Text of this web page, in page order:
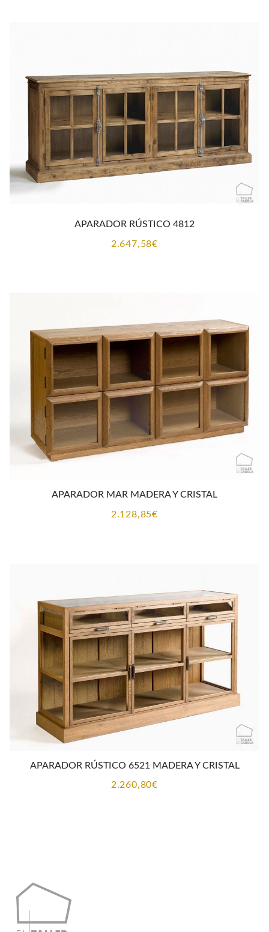
APARADOR RÚSTICO 4812
2.647,58€
APARADOR MAR MADERA Y CRISTAL
2.128,85€
APARADOR RÚSTICO 6521 MADERA Y CRISTAL
2.260,80€